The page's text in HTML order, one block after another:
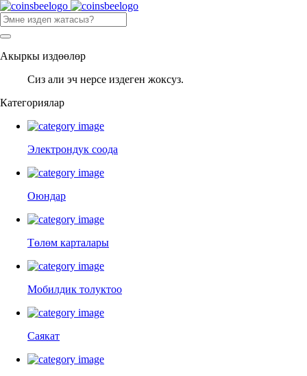
Акыркы издөөлөр
Сиз али эч нерсе издеген жоксуз.
Категориялар
Электрондук соода
Оюндар
Төлөм карталары
Мобилдик толуктоо
Саякат